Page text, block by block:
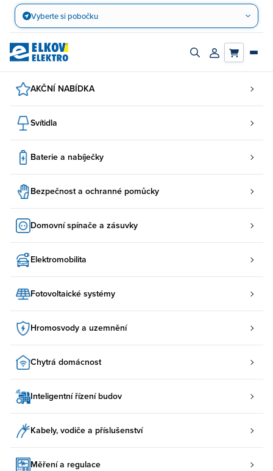
Přejít
obsah
Vyberte si pobočku
Zapnout/vypnout
Přihlásit/
AKČNÍ NABÍDKA
Svítidla
Baterie a nabíječky
Bezpečnost a ochranné pomůcky
Domovní spínače a zásuvky
Elektromobilita
Fotovoltaické systémy
Hromosvody a uzemnění
Chytrá domácnost
Inteligentní řízení budov
Kabely, vodiče a příslušenství
Měření a regulace